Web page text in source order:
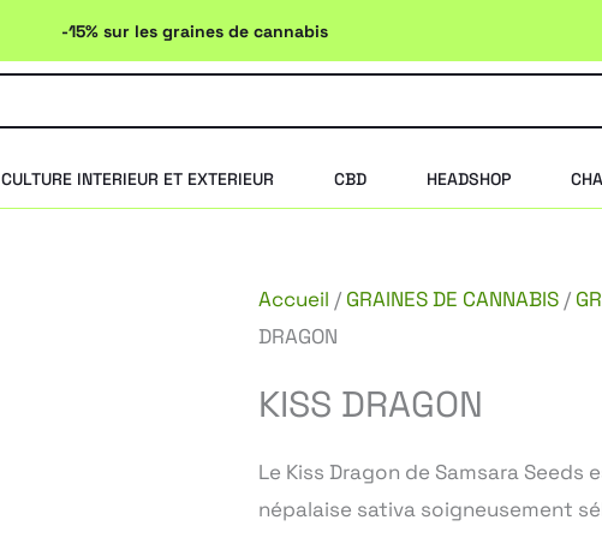
-15% sur les graines de cannabis
CULTURE INTERIEUR ET EXTERIEUR CBD HEADSHOP
Accueil / GRAINES DE CANNABIS /
DRAGON
KISS DRAGON
Le Kiss Dragon de Samsara Seeds
népalaise sativa soigneusement